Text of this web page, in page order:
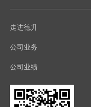
走进德升
公司业务
公司业绩